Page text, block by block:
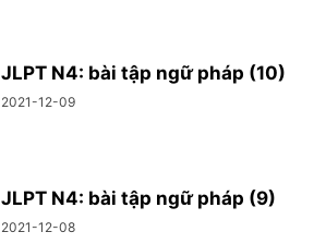
JLPT N4: bài tập ngữ pháp (10)
2021-12-09
JLPT N4: bài tập ngữ pháp (9)
2021-12-08